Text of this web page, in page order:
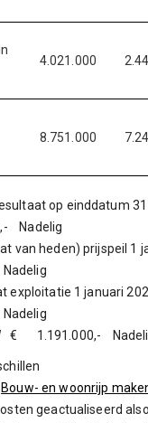
4.021.000
8.751.000
op einddatum
Nadelig
van heden) prijspeil 1
exploitatie 1 januari
€ 1.191.000,-
Bouw- en woonrijp
geactualiseerd